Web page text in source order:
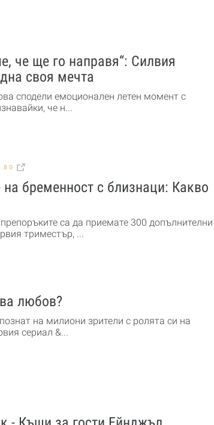
че ще го направя“: Силвия
своя мечта
сподели емоционален летен момент с
че н...
бременност с близнаци: Какво
са да приемате 300 допълнителни
триместър, ...
любов?
на милиони зрители с ролята си на
сериал &...